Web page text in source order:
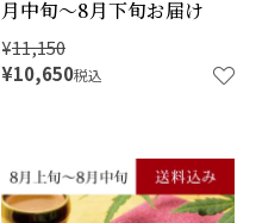
月中旬～8月下旬お届け
¥11,150
¥10,650税込